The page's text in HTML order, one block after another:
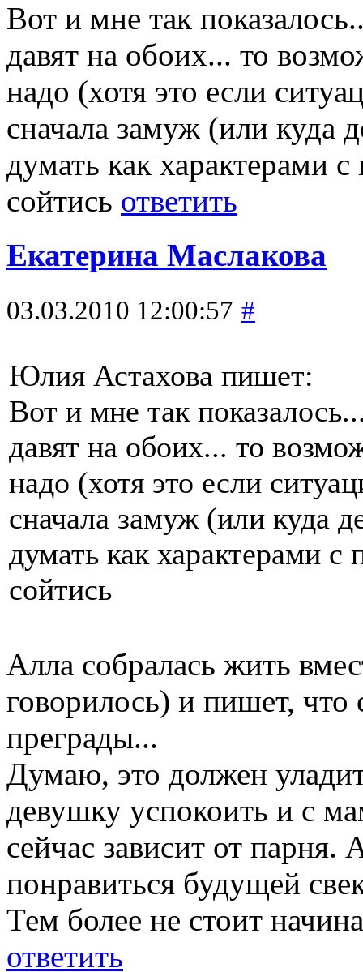
Вот и мне так
давят на обоих... то
надо (хотя это если
сначала замуж (или куда
думать как характерами
сойтись ответить
Екатерина Маслакова
03.03.2010 12:00:57 #
Юлия Астахова пишет:
Вот и мне так
давят на обоих... то
надо (хотя это если
сначала замуж (или куда
думать как характерами
сойтись
Алла собралась жить
говорилось) и пишет, что
преграды...
Думаю, это должен
девушку успокоить и с
сейчас зависит от парня.
понравиться будущей
Тем более не стоит
ответить